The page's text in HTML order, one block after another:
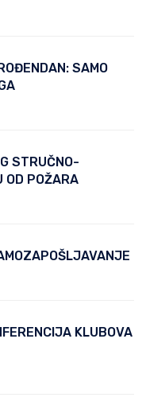
SAMO
STRUČNO-
OD POŽARA
KLUBOVA